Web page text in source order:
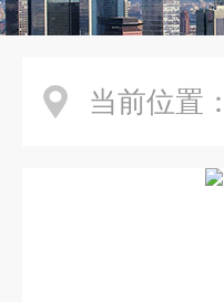
当前位置：